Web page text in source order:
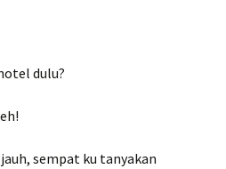
dulu?
sempat ku tanyakan